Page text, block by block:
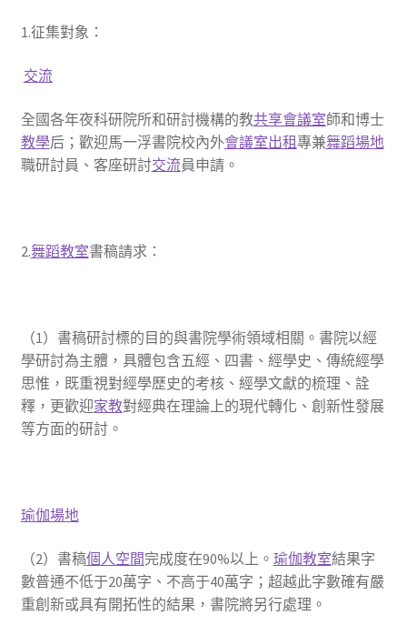
1.征集對象：
交流
全國各年夜科研院所和研討機構的教共享會議室師和博士
教學后；歡迎馬一浮書院校內外會議室出租專兼舞蹈場地
職研討員、客座研討交流員申請。
2.舞蹈教室書稿請求：
（1）書稿研討標的目的與書院學術領域相關。書院以經
學研討為主體，具體包含五經、四書、經學史、傳統經學
思惟，既重視對經學歷史的考核、經學文獻的梳理、詮
釋，更歡迎家教對經典在理論上的現代轉化、創新性發展
等方面的研討。
瑜伽場地
（2）書稿個人空間完成度在90%以上。 瑜伽教室結果字
數普通不低于20萬字、不高于40萬字；超越此字數確有嚴
重創新或具有開拓性的結果，書院將另行處理。